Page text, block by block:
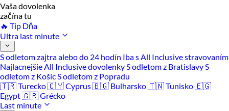
Vaša dovolenka
začína tu
🔥 Tip Dňa
Ultra last minute
S odletom zajtra alebo do 24 hodín Iba s All Inclusive stravovaním
Najlacnejšie All Inclusive dovolenkyS odletom z BratislavyS
odletom z KošícS odletom z Popradu
🇹🇷 Turecko🇨🇾 Cyprus🇧🇬 Bulharsko🇹🇳 Tunisko🇪🇬
Egypt🇬🇷 Grécko
Last minute